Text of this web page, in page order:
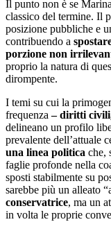
Il punto non è se
classico del termine. Il
posizione pubbliche e
contribuendo a
porzione non
proprio la natura di
dirompente.
I temi su cui la
frequenza– diritti
delineano un profilo
prevalente dell’attuale
una linea politica che,
faglie profonde nella
sposti stabilmente su
sarebbe più un alleato
conservatrice, ma un
in volta le proprie